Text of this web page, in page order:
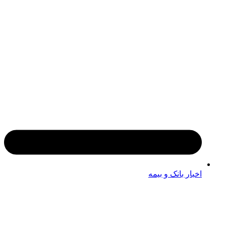
اخبار بانک و بیمه